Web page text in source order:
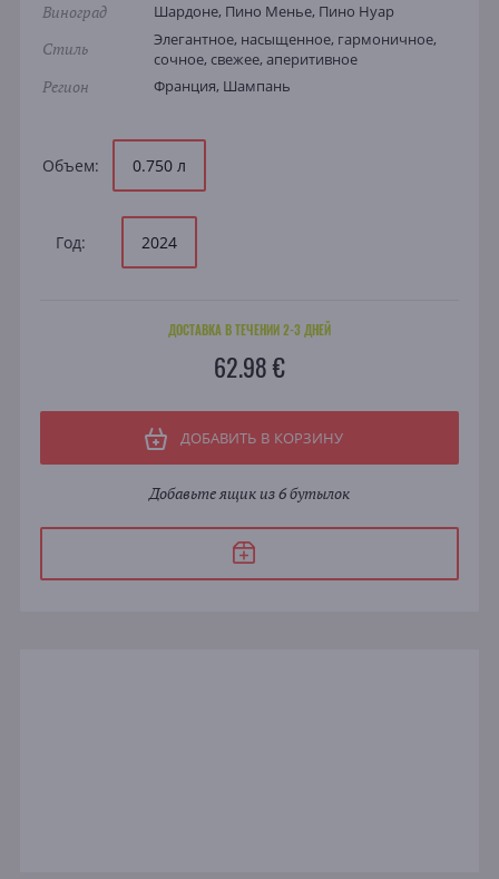
Виноград Шардоне, Пино Менье, Пино Нуар
Стиль
Элегантное, насыщенное, гармоничное,
сочное, свежее, аперитивное
Регион Франция, Шампань
Объем: 0.750 л
Год: 2024
ДОСТАВКА В ТЕЧЕНИИ 2-3 ДНЕЙ
62.98 €
ДОБАВИТЬ В КОРЗИНУ
Добавьте ящик из 6 бутылок